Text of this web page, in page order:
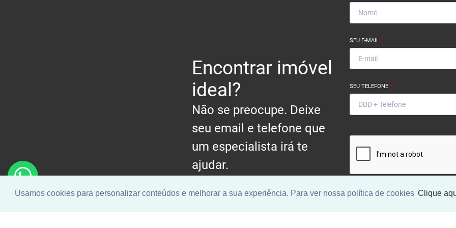
Usamos cookies para personalizar conteúdos e melhorar a sua experiência. Para ver nossa política de cookies Clique
Encontrar imóvel
ideal?
Não se preocupe. Deixe
seu email e telefone que
um especialista irá te
ajudar.
SEU E-MAIL *
SEU TELEFONE *